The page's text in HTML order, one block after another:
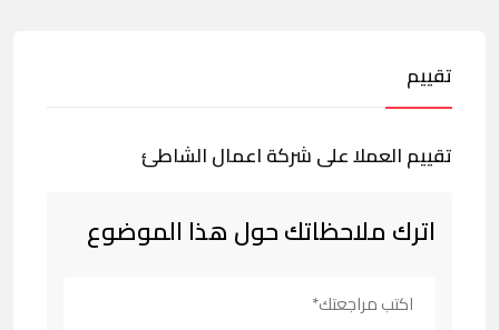
تقييم
تقييم العملا على شركة اعمال الشاطئ
اترك ملاحظاتك حول هذا الموضوع